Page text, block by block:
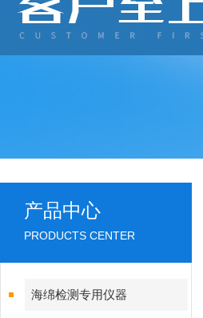
产品中心
PRODUCTS CENTER
海绵检测专用仪器